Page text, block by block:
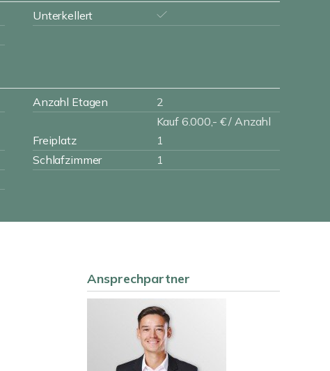
Unterkellert
Anzahl Etagen 2
Freiplatz
Kauf 6.000,- € / Anzahl
1
Schlafzimmer
1
Ansprechpartner